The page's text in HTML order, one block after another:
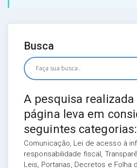
Busca
A pesquisa realizada
página leva em
seguintes categorias:
Comunicação, Lei de acesso à
responsabilidade fiscal,
Leis, Portarias, Decretos e Folha